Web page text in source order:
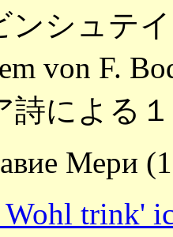
ンシュテイ
von F.
詩による
Мери
Wohl